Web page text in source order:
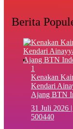
Berita
1
‎Kenakan
Kendari
Ajang BTN
31 Juli 2026
500440